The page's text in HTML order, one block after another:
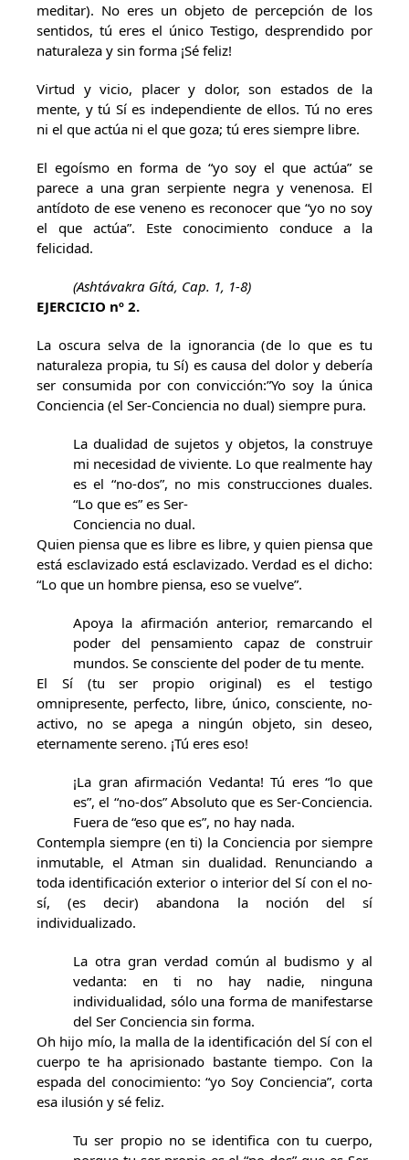
meditar). No eres un objeto de percepción de los
sentidos, tú eres el único Testigo, desprendido por
naturaleza y sin forma ¡Sé feliz!
Virtud y vicio, placer y dolor, son estados de la
mente, y tú Sí es independiente de ellos. Tú no eres
ni el que actúa ni el que goza; tú eres siempre libre.
El egoísmo en forma de “yo soy el que actúa” se
parece a una gran serpiente negra y venenosa. El
antídoto de ese veneno es reconocer que “yo no soy
el que actúa”. Este conocimiento conduce a la
felicidad.
(Ashtávakra Gítá, Cap. 1, 1-8)
EJERCICIO nº 2.
La oscura selva de la ignorancia (de lo que es tu
naturaleza propia, tu Sí) es causa del dolor y debería
ser consumida por con convicción:”Yo soy la única
Conciencia (el Ser-Conciencia no dual) siempre pura.
La dualidad de sujetos y objetos, la construye
mi necesidad de viviente. Lo que realmente hay
es el “no-dos”, no mis construcciones duales.
“Lo que es” es Ser-
Conciencia no dual.
Quien piensa que es libre es libre, y quien piensa que
está esclavizado está esclavizado. Verdad es el dicho:
“Lo que un hombre piensa, eso se vuelve”.
Apoya la afirmación anterior, remarcando el
poder del pensamiento capaz de construir
mundos. Se consciente del poder de tu mente.
El Sí (tu ser propio original) es el testigo
omnipresente, perfecto, libre, único, consciente, no-
activo, no se apega a ningún objeto, sin deseo,
eternamente sereno. ¡Tú eres eso!
¡La gran afirmación Vedanta! Tú eres “lo que
es”, el “no-dos” Absoluto que es Ser-Conciencia.
Fuera de “eso que es”, no hay nada.
Contempla siempre (en ti) la Conciencia por siempre
inmutable, el Atman sin dualidad. Renunciando a
toda identificación exterior o interior del Sí con el no-
sí, (es decir) abandona la noción del sí
individualizado.
La otra gran verdad común al budismo y al
vedanta: en ti no hay nadie, ninguna
individualidad, sólo una forma de manifestarse
del Ser Conciencia sin forma.
Oh hijo mío, la malla de la identificación del Sí con el
cuerpo te ha aprisionado bastante tiempo. Con la
espada del conocimiento: “yo Soy Conciencia”, corta
esa ilusión y sé feliz.
Tu ser propio no se identifica con tu cuerpo,